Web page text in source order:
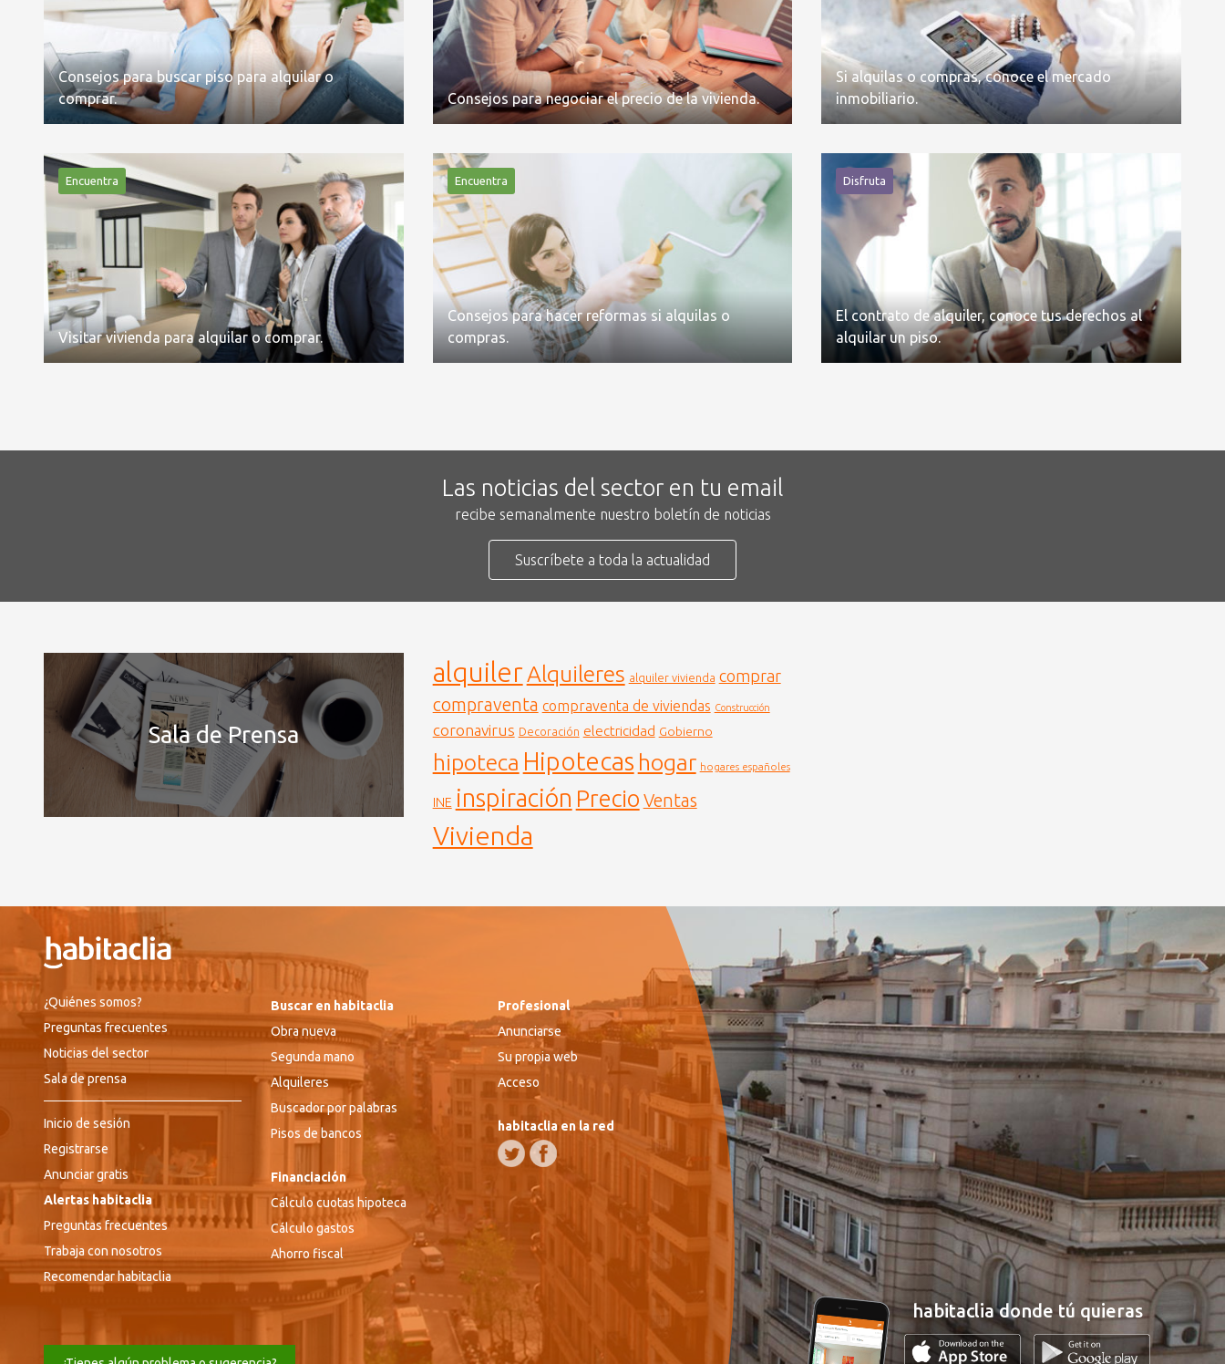
Consejos para buscar piso para alquilar o
comprar.
Consejos para negociar el precio de la vivienda.
Si alquilas o compras, conoce el mercado
inmobiliario.
Encuentra
Visitar vivienda para alquilar o comprar.
Encuentra
Consejos para hacer reformas si alquilas o
compras.
Disfruta
El contrato de alquiler, conoce tus derechos al
alquilar un piso.
Las noticias del sector en tu email
recibe semanalmente nuestro boletín de noticias
Suscríbete a toda la actualidad
Sala de Prensa
alquiler Alquileres alquiler vivienda comprar
compraventa compraventa de viviendas Construcción
coronavirus Decoración electricidad Gobierno
hipoteca Hipotecas hogar hogares españoles
INE inspiración Precio Ventas
Vivienda
¿Quiénes somos?
Preguntas frecuentes
Noticias del sector
Sala de prensa
Inicio de sesión
Registrarse
Anunciar gratis
Alertas habitaclia
Preguntas frecuentes
Trabaja con nosotros
Recomendar habitaclia
Buscar en habitaclia
Obra nueva
Segunda mano
Alquileres
Buscador por palabras
Pisos de bancos
Financiación
Cálculo cuotas hipoteca
Cálculo gastos
Ahorro fiscal
Profesional
Anunciarse
Su propia web
Acceso
habitaclia en la red
habitaclia donde tú quieras